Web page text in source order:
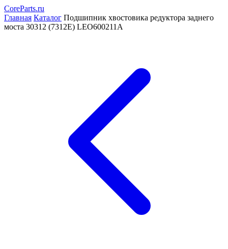
CoreParts.ru
Главная Каталог Подшипник хвостовика редуктора заднего
моста 30312 (7312E) LEO600211A